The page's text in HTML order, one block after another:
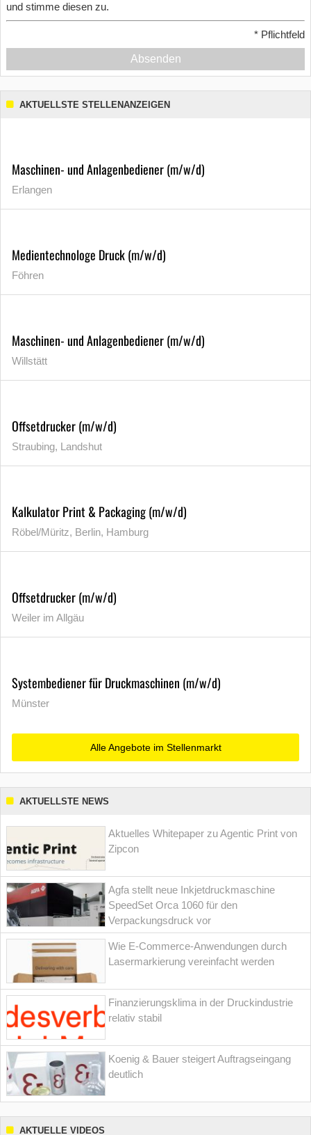
und stimme diesen zu.
* Pflichtfeld
Absenden
AKTUELLSTE STELLENANZEIGEN
Maschinen- und Anlagenbediener (m/w/d)
Erlangen
Medientechnologe Druck (m/w/d)
Föhren
Maschinen- und Anlagenbediener (m/w/d)
Willstätt
Offsetdrucker (m/w/d)
Straubing, Landshut
Kalkulator Print & Packaging (m/w/d)
Röbel/Müritz, Berlin, Hamburg
Offsetdrucker (m/w/d)
Weiler im Allgäu
Systembediener für Druckmaschinen (m/w/d)
Münster
Alle Angebote im Stellenmarkt
AKTUELLSTE NEWS
Aktuelles Whitepaper zu Agentic Print von
Zipcon
Agfa stellt neue Inkjetdruckmaschine
SpeedSet Orca 1060 für den
Verpackungsdruck vor
Wie E-Commerce-Anwendungen durch
Lasermarkierung vereinfacht werden
Finanzierungsklima in der Druckindustrie
relativ stabil
Koenig & Bauer steigert Auftragseingang
deutlich
AKTUELLE VIDEOS